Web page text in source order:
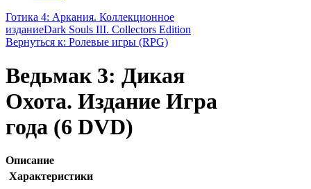
Готика 4: Аркания. Коллекционное
изданиеDark Souls III. Collectors Edition
Вернуться к: Ролевые игры (RPG)
Ведьмак 3: Дикая
Охота. Издание Игра
года (6 DVD)
Описание
Характеристики